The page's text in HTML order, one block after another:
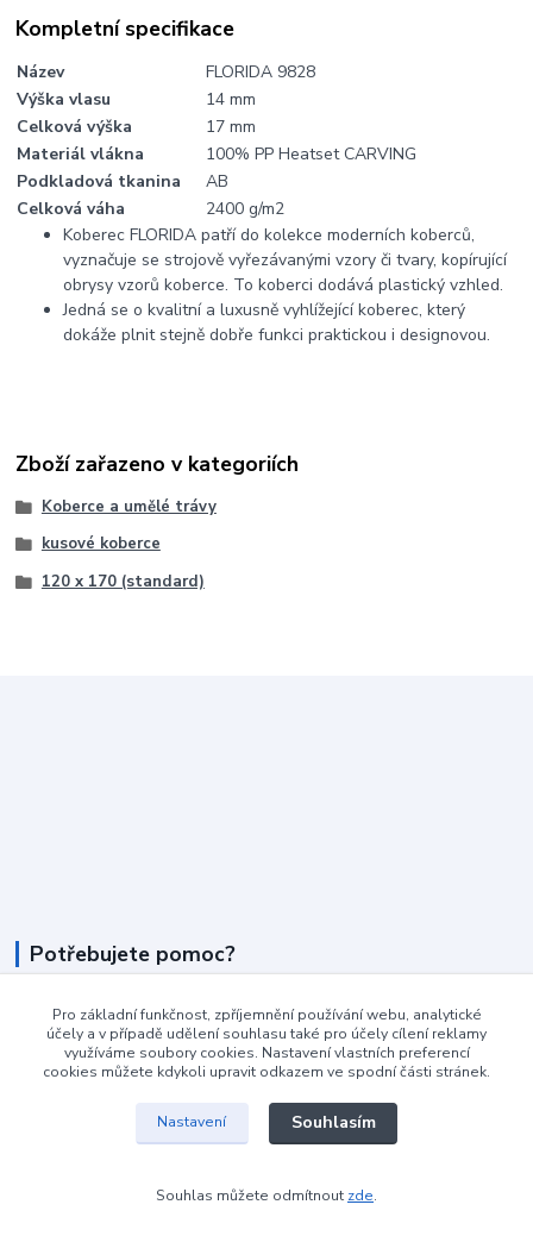
Kompletní specifikace
Název
FLORIDA 9828
Výška vlasu
14 mm
Celková výška
17 mm
Materiál vlákna
100% PP Heatset CARVING
Podkladová tkanina
AB
Celková váha
2400 g/m2
Koberec FLORIDA patří do kolekce moderních koberců,
vyznačuje se strojově vyřezávanými vzory či tvary, kopírující
obrysy vzorů koberce. To koberci dodává plastický vzhled.
Jedná se o kvalitní a luxusně vyhlížející koberec, který
dokáže plnit stejně dobře funkci praktickou i designovou.
Zboží zařazeno v kategoriích
Koberce a umělé trávy
kusové koberce
120 x 170 (standard)
Potřebujete pomoc?
+420 604 990 800
po-pá 8:15 - 17:00 hod
info@podlahovyraj.cz
Pro základní funkčnost, zpříjemnění používání webu, analytické
účely a v případě udělení souhlasu také pro účely cílení reklamy
využíváme soubory cookies. Nastavení vlastních preferencí
cookies můžete kdykoli upravit odkazem ve spodní části stránek.
Nastavení Souhlasím
Souhlas můžete odmítnout zde.